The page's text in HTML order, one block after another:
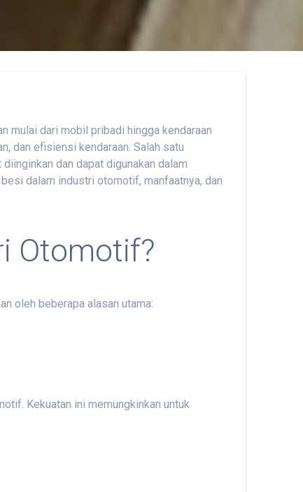
mulai dari mobil pribadi hingga kendaraan
dan efisiensi kendaraan. Salah satu
dan dapat digunakan dalam
dalam industri otomotif, manfaatnya, dan
Otomotif?
oleh beberapa alasan utama:
Kekuatan ini memungkinkan untuk